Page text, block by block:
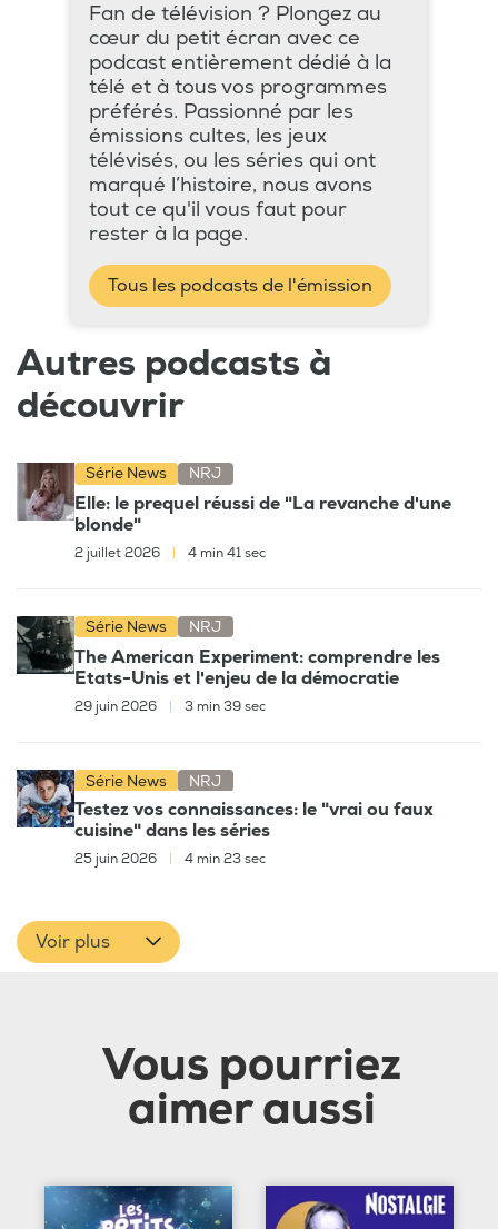
Fan de télévision ? Plongez au
cœur du petit écran avec ce
podcast entièrement dédié à la
télé et à tous vos programmes
préférés. Passionné par les
émissions cultes, les jeux
télévisés, ou les séries qui ont
marqué l’histoire, nous avons
tout ce qu'il vous faut pour
rester à la page.
Tous les podcasts de l'émission
Autres podcasts à
découvrir
Série News NRJ
Elle: le prequel réussi de "La revanche d'une
blonde"
2 juillet 2026 4 min 41 sec
Série News NRJ
The American Experiment: comprendre les
Etats-Unis et l'enjeu de la démocratie
29 juin 2026 | 3 min 39 sec
Série News NRJ
Testez vos connaissances: le "vrai ou faux
cuisine" dans les séries
25 juin 2026 4 min 23 sec
Voir plus
Vous pourriez
aimer aussi